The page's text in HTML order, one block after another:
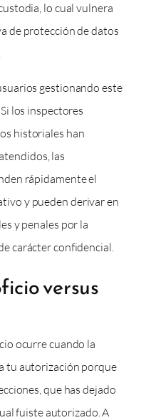
lo cual vulnera
de protección de datos
gestionando este
los inspectores
historiales han
las
rápidamente el
y pueden derivar en
y penales por la
carácter confidencial.
versus
ocurre cuando la
tu autorización porque
que has dejado
fuiste autorizado. A